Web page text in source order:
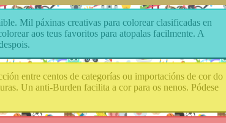
Mil páxinas creativas para colorear clasificadas en
aos teus favoritos para atopalas facilmente. A
entre centos de categorías ou importacións de cor do
Un anti-Burden facilita a cor para os nenos. Pódese